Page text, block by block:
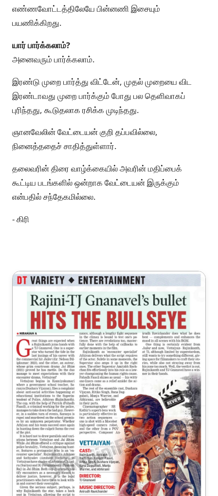
எண்ணவோட்டத்திலேயே பின்னணி இசையும்
பயணிக்கிறது.
யார் பார்க்கலாம்?
அனைவரும் பார்க்கலாம்.
இரண்டு முறை பார்த்து விட்டேன், முதல் முறையை விட
இரண்டாவது முறை பார்க்கும் போது பல தெளிவாகப்
புரிந்தது, கூடுதலாக ரசிக்க முடிந்தது.
ஞானவேலின் வேட்டையன் குறி தப்பவில்லை,
நினைத்ததைச் சாதித்துள்ளார்.
தலைவரின் திரை வாழ்க்கையில் அவரின் மதிப்பைக்
கூட்டிய படங்களில் ஒன்றாக வேட்டையன் இருக்கும்
என்பதில் சந்தேகமில்லை.
- கிரி